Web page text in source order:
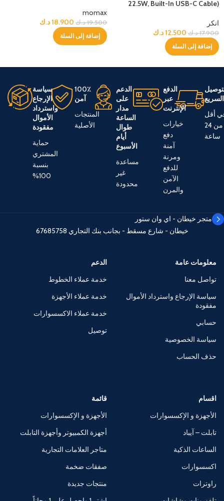
22.5W, Built-In USB-C Cable)
انكر
17.900 د.ك 12.500د.ك
إضافة إلى السلة
momax
19.500 د.ك 18.900د.ك
إضافة إلى السلة
السريع
أقل
من 24
ساعة
الدفع
عبر
الإنترنت
خيارات
دفع
آمنة
ومرنة
للدفع
الآمن
والمرن
الدعم
على
مدار
الساعة
طوال
أيام
الأسبوع
مساعدة
غير
محدودة
100٪
آمن
المنتجات
الأصلية
سياسة
الإرجاع
واسترداد
الأموال
مفقودة
حماية
المشتري
بنسبة
100%
متجر خيطان - اي وان ستور
خيطان - شارع مسقط - بجانب بنك التجاري 67685758
معلومات عامة
تواصل معنا
سياسة الإرجاع واسترداد الأموال
مفقودة
حسابي
سياسة الخصوصية
حذف الحساب
الدعم
خدمة عملاء الخطوط
خدمة عملاء الأجهزة
خدمة عملاء الاكسسوارات
توصيل
اقسام
الأجهزة و الإكسسوارات
تابلت – آيباد
الساعات الذكية
اكسسوارات
راوترات
قائمة
الأجهزة و الإكسسوارات
أجهزة الكمبيوتر وأجهزة التابلت
متاجر العلامات التجارية
صفقات ضخمة
منتجات جديدة